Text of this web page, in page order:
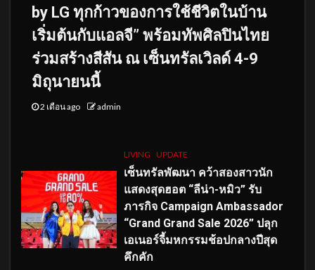
by LG ทุกก้าวของการใช้ชีวิตในบ้าน
เริ่มต้นกับแอลจี” พร้อมทัพศิลปินไทย
ร่วมสร้างสีสัน ณ เซ็นทรัลเวิลด์ 4-9
มิถุนายนนี้
2 เดือน ago admin
LIVING UPDATE
เซ็นทรัลพัฒนา คว้าสองสาวนัก
แสดงสุดฮอต “ลีน่า-หมิว” รับ
ภารกิจ Campaign Ambassador
“Grand Grand Sale 2026” ปลุก
เอเนอร์จี้มหกรรมช้อปกลางปีสุด
คึกคัก